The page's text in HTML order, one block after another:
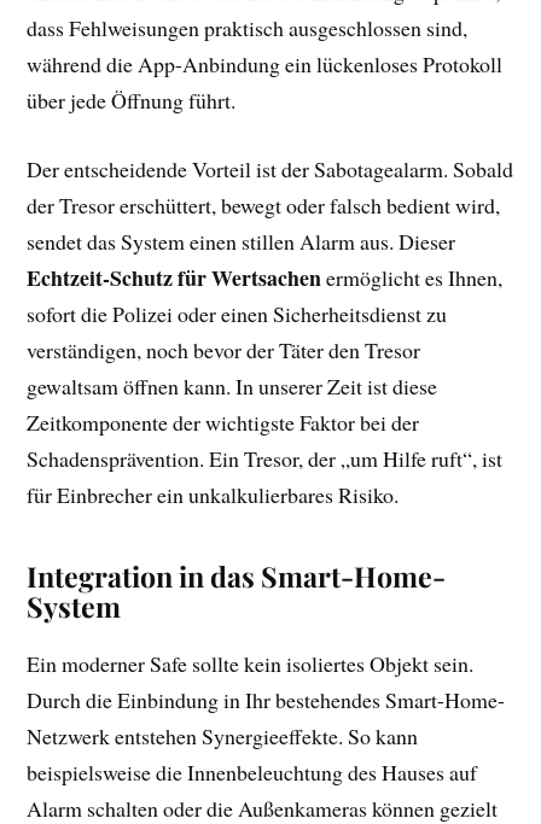
dass Fehlweisungen praktisch ausgeschlossen sind,
während die App-Anbindung ein lückenloses Protokoll
über jede Öffnung führt.
Der entscheidende Vorteil ist der Sabotagealarm. Sobald
der Tresor erschüttert, bewegt oder falsch bedient wird,
sendet das System einen stillen Alarm aus. Dieser
Echtzeit-Schutz für Wertsachenermöglicht es Ihnen,
sofort die Polizei oder einen Sicherheitsdienst zu
verständigen, noch bevor der Täter den Tresor
gewaltsam öffnen kann. In unserer Zeit ist diese
Zeitkomponente der wichtigste Faktor bei der
Schadensprävention. Ein Tresor, der „um Hilfe ruft“, ist
für Einbrecher ein unkalkulierbares Risiko.
Integration in das Smart-Home-
System
Ein moderner Safe sollte kein isoliertes Objekt sein.
Durch die Einbindung in Ihr bestehendes Smart-Home-
Netzwerk entstehen Synergieeffekte. So kann
beispielsweise die Innenbeleuchtung des Hauses auf
Alarm schalten oder die Außenkameras können gezielt